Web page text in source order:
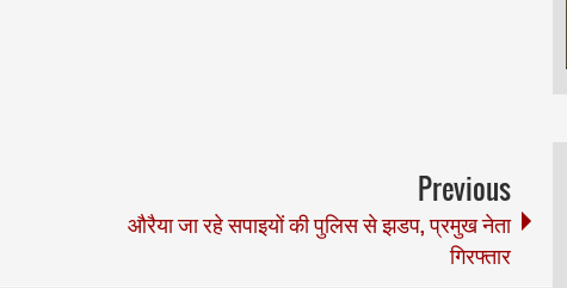
Previous
औरैया जा रहे सपाइयों की पुलिस से झडप, प्रमुख नेता
गिरफ्तार